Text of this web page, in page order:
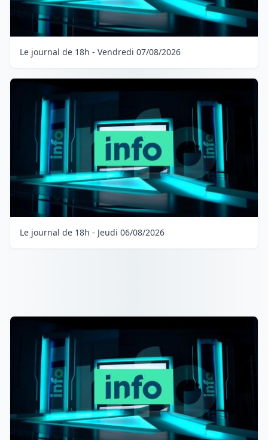
Le journal de 18h - Vendredi 07/08/2026
Le journal de 18h - Jeudi 06/08/2026